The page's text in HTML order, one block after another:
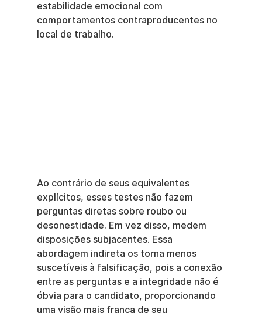
estabilidade emocional com
comportamentos contraproducentes no
local de trabalho.
Ao contrário de seus equivalentes
explícitos, esses testes não fazem
perguntas diretas sobre roubo ou
desonestidade. Em vez disso, medem
disposições subjacentes. Essa
abordagem indireta os torna menos
suscetíveis à falsificação, pois a conexão
entre as perguntas e a integridade não é
óbvia para o candidato, proporcionando
uma visão mais franca de seu